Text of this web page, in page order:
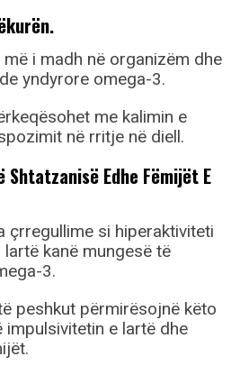
i madh në organizëm dhe
yndyrore omega-3.
me kalimin e
në rritje në diell.
Shtatzanisë Edhe Fëmijët E
çrregullime si hiperaktiviteti
kanë mungesë të
3.
peshkut përmirësojnë këto
e lartë dhe